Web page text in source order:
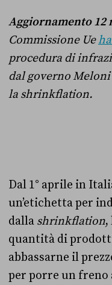
Aggiornamento 12
Commissione Ue
procedura di
dal governo
la shrinkflation.
Dal 1° aprile in
un’etichetta per
dalla shrinkflation,
quantità di
abbassarne il
per porre un freno